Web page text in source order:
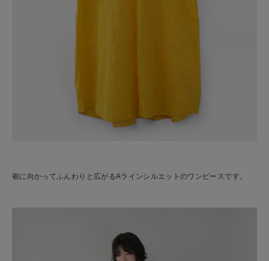
裾に向かってふんわりと広がるAラインシルエットのワンピースです。